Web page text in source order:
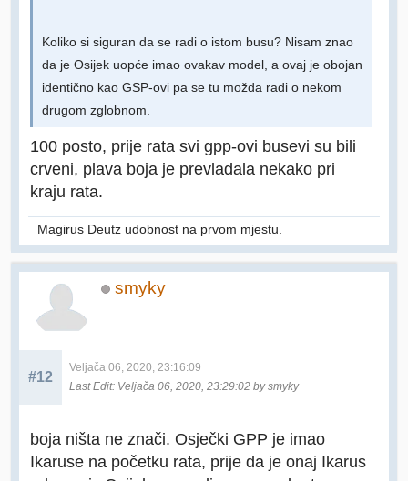
Koliko si siguran da se radi o istom busu? Nisam znao
da je Osijek uopće imao ovakav model, a ovaj je obojan
identično kao GSP-ovi pa se tu možda radi o nekom
drugom zglobnom.
100 posto, prije rata svi gpp-ovi busevi su bili
crveni, plava boja je prevladala nekako pri
kraju rata.
Magirus Deutz udobnost na prvom mjestu.
smyky
#12
Veljača 06, 2020, 23:16:09
Last Edit: Veljača 06, 2020, 23:29:02 by smyky
boja ništa ne znači. Osječki GPP je imao
Ikaruse na početku rata, prije da je onaj Ikarus